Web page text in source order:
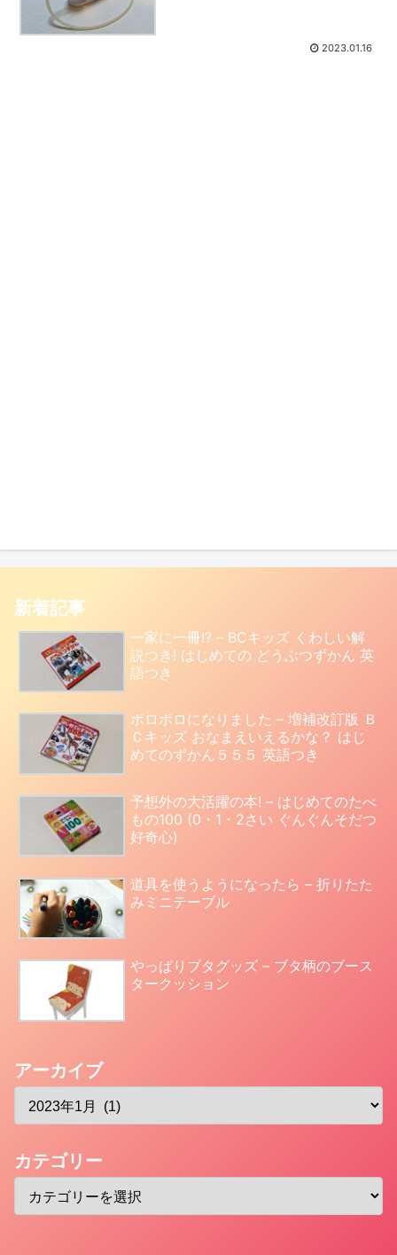
2023.01.16
新着記事
一家に一冊!? – BCキッズ くわしい解
説つき! はじめての どうぶつずかん 英
語つき
ボロボロになりました – 増補改訂版 Ｂ
Ｃキッズ おなまえいえるかな？ はじ
めてのずかん５５５ 英語つき
予想外の大活躍の本! – はじめてのたべ
もの100 (0・1・2さい ぐんぐんそだつ
好奇心)
道具を使うようになったら – 折りたた
みミニテーブル
やっぱりブタグッズ – ブタ柄のブース
タークッション
アーカイブ
カテゴリー